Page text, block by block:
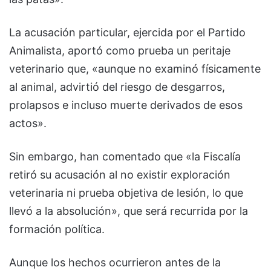
La acusación particular, ejercida por el Partido
Animalista, aportó como prueba un peritaje
veterinario que, «aunque no examinó físicamente
al animal, advirtió del riesgo de desgarros,
prolapsos e incluso muerte derivados de esos
actos».
Sin embargo, han comentado que «la Fiscalía
retiró su acusación al no existir exploración
veterinaria ni prueba objetiva de lesión, lo que
llevó a la absolución», que será recurrida por la
formación política.
Aunque los hechos ocurrieron antes de la